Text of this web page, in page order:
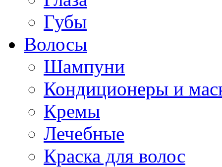
Губы
Волосы
Шампуни
Кондиционеры и
Кремы
Лечебные
Краска для волос